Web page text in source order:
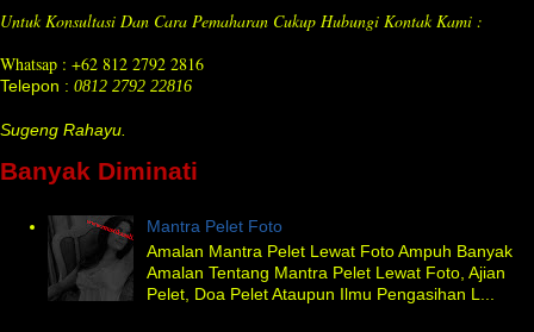
Untuk Konsultasi Dan Cara Pemaharan Cukup Hubungi Kontak Kami :
Whatsap : +62 812 2792 2816
Telepon : 0812 2792 22816
Sugeng Rahayu.
Banyak Diminati
Mantra Pelet Foto
Amalan Mantra Pelet Lewat Foto Ampuh Banyak
Amalan Tentang Mantra Pelet Lewat Foto, Ajian
Pelet, Doa Pelet Ataupun Ilmu Pengasihan L...